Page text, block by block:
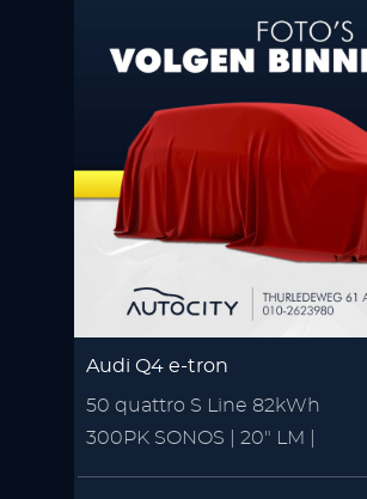
Audi Q4 e-tron
50 quattro S Line 82kWh
300PK SONOS | 20" LM |